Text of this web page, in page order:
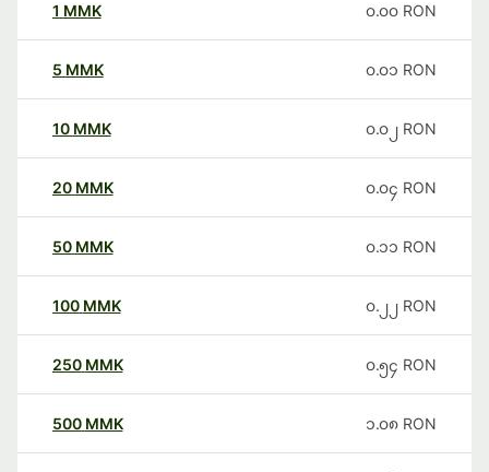
1 MMK ၀.၀၀ RON
5 MMK ၀.၀၁ RON
10 MMK ၀.၀၂ RON
20 MMK ၀.၀၄ RON
50 MMK ၀.၁၁ RON
100 MMK ၀.၂၂ RON
250 MMK ၀.၅၄ RON
500 MMK ၁.၀၈ RON